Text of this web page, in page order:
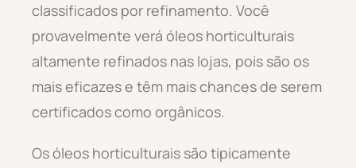
classificados por refinamento. Você
provavelmente verá óleos horticulturais
altamente refinados nas lojas, pois são os
mais eficazes e têm mais chances de serem
certificados como orgânicos.
Os óleos horticulturais são tipicamente